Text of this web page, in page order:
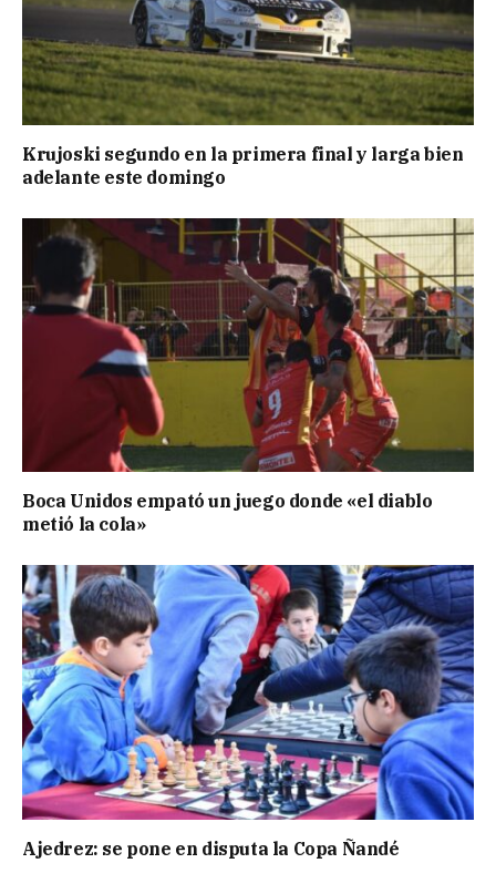
Krujoski segundo en la primera final y larga bien
adelante este domingo
Boca Unidos empató un juego donde «el diablo
metió la cola»
Ajedrez: se pone en disputa la Copa Ñandé